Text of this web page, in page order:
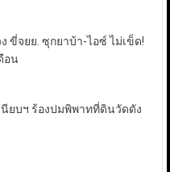
ขี่จยย. ซุกยาบ้า-ไอซ์ ไม่เข็ด!
อน
ยบฯ ร้องปมพิพาทที่ดินวัดดัง